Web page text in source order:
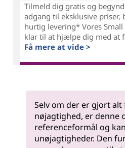
Tilmeld dig gratis og
adgang til eksklusive
hurtig levering* Vores Small
klar til at hjælpe dig med at
Få mere at vide >
Selv om der er gjort
nøjagtighed, er denne
referenceformål og
unøjagtigheder. Den